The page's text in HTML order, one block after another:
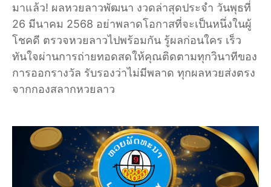
มาแล้ว! ผลหวยลาวพัฒนา งวดล่าสุดประจำ วันพุธที่
26 มีนาคม 2568 อย่าพลาดโอกาสที่จะเป็นหนึ่งในผู้
โชคดี ตรวจหวยลาวไปพร้อมกัน รู้ผลก่อนใคร เร็ว
ทันใจผ่านการถ่ายทอดสดให้คุณติดตามทุกวินาทีของ
การออกรางวัล รับรองว่าไม่มีพลาด ทุกผลหวยส่งตรง
จากกองสลากหวยลาว